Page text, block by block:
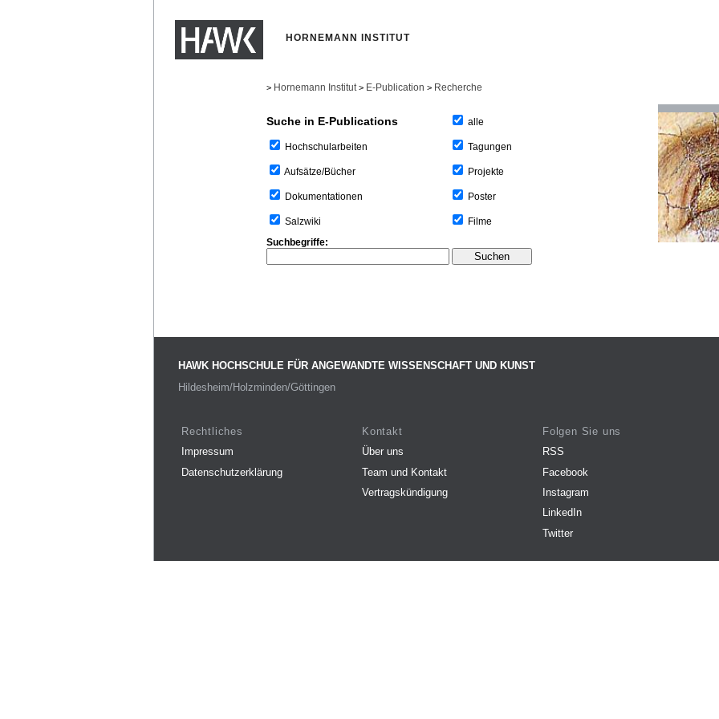
HORNEMANN INSTITUT
> Hornemann Institut > E-Publication > Recherche
Suche in E-Publications
Hochschularbeiten
Aufsätze/Bücher
Dokumentationen
Salzwiki
alle
Tagungen
Projekte
Poster
Filme
Suchbegriffe:
HAWK HOCHSCHULE FÜR ANGEWANDTE WISSENSCHAFT UND KUNST
Hildesheim/Holzminden/Göttingen
Rechtliches
Impressum
Datenschutzerklärung
Kontakt
Über uns
Team und Kontakt
Vertragskündigung
Folgen Sie uns
RSS
Facebook
Instagram
LinkedIn
Twitter